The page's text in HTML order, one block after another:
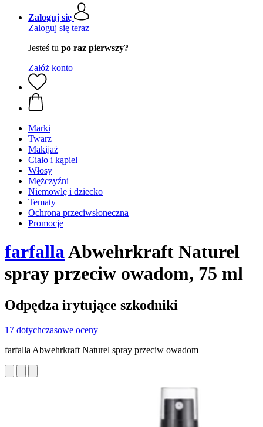
Zaloguj się
Zaloguj się teraz
Jesteś tu po raz pierwszy?
Załóż konto
Marki
Twarz
Makijaż
Ciało i kąpiel
Włosy
Mężczyźni
Niemowlę i dziecko
Tematy
Ochrona przeciwsłoneczna
Promocje
farfallaAbwehrkraft Naturel
spray przeciw owadom, 75 ml
Odpędza irytujące szkodniki
17 dotychczasowe oceny
farfalla Abwehrkraft Naturel spray przeciw owadom